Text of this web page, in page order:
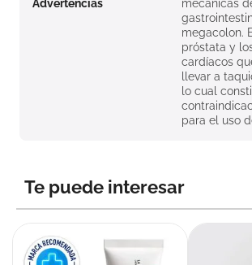
Advertencias
mecánicas
megacolon.
próstata y
cardíacos
llevar a
lo cual
para el uso
Te puede interesar